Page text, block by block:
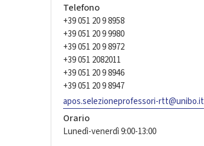
Telefono
+39 051 20 9 8958
+39 051 20 9 9980
+39 051 20 9 8972
+39 051 2082011
+39 051 20 9 8946
+39 051 20 9 8947
apos.selezioneprofessori-rtt@unibo.it
Orario
Lunedì-venerdì 9:00-13:00